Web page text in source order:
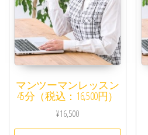
マンツーマンレッスン
45分（税込：16,500円）
¥16,500